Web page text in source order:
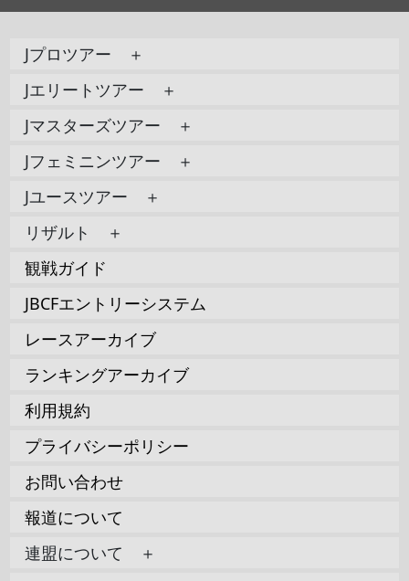
Jプロツアー ＋
Jエリートツアー ＋
Jマスターズツアー ＋
Jフェミニンツアー ＋
Jユースツアー ＋
リザルト ＋
観戦ガイド
JBCFエントリーシステム
レースアーカイブ
ランキングアーカイブ
利用規約
プライバシーポリシー
お問い合わせ
報道について
連盟について ＋